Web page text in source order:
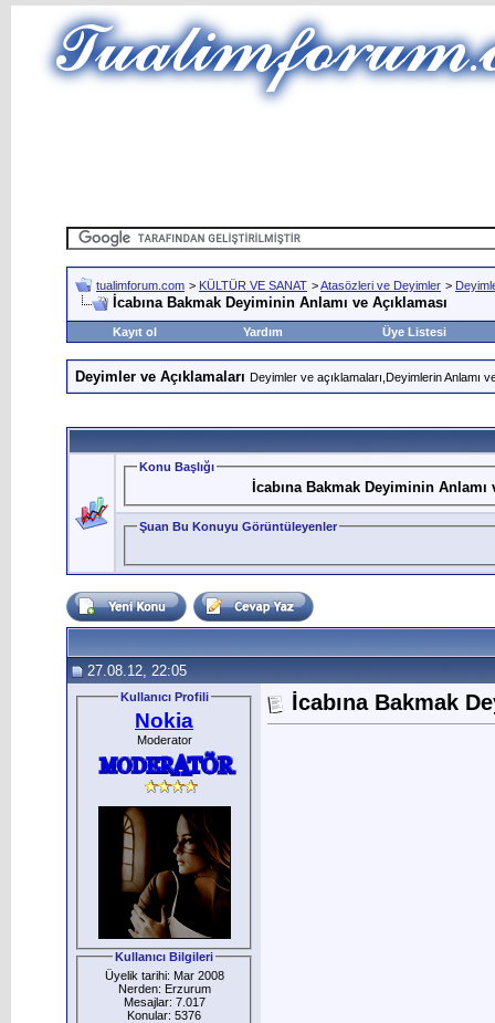
tualimforum.com > KÜLTÜR VE SANAT >Atasözleri ve Deyimler >
İcabına Bakmak Deyiminin Anlamı ve Açıklaması
Kayıt ol Yardım Üye Listesi
Deyimler ve Açıklamaları Deyimler ve açıklamaları,Deyimlerin Anlamı
Konu Başlığı
İcabına Bakmak Deyiminin Anlamı
Şuan Bu Konuyu Görüntüleyenler
27.08.12, 22:05
Kullanıcı Profili
Nokia
Moderator
Kullanıcı Bilgileri
Üyelik tarihi: Mar 2008
Nerden: Erzurum
Mesajlar: 7.017
Konular: 5376
İcabına Bakmak